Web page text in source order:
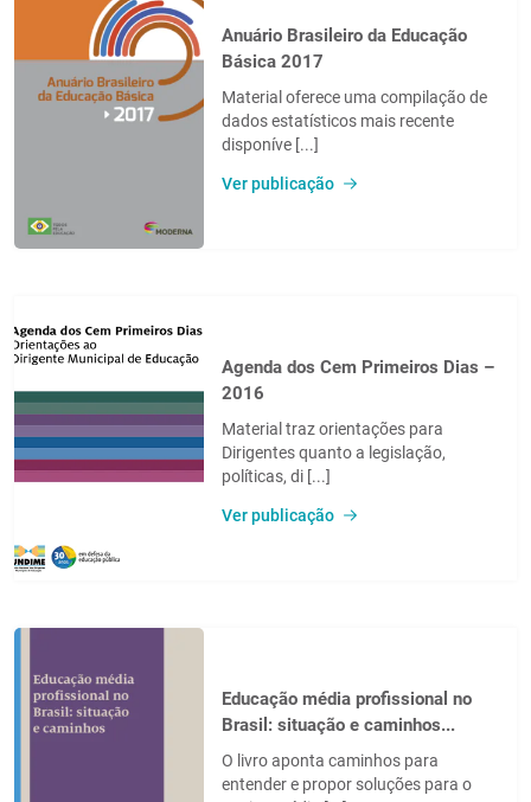
Anuário Brasileiro da Educação
Básica 2017
Material oferece uma compilação de
dados estatísticos mais recente
disponíve [...]
Ver publicação
Agenda dos Cem Primeiros Dias –
2016
Material traz orientações para
Dirigentes quanto a legislação,
políticas, di [...]
Ver publicação
Educação média profissional no
Brasil: situação e caminhos...
O livro aponta caminhos para
entender e propor soluções para o